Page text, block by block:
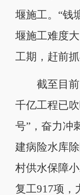
堰施工。“钱
堰施工难度
工期，赶前
截至目前
千亿工程已
号”，奋力冲
建病险水库
村供水保障
复工917项，